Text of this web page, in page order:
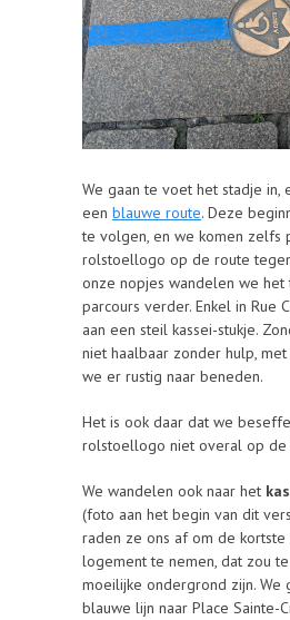
We gaan te voet het stadje in,
een blauwe route. Deze
te volgen, en we komen zelfs
rolstoellogo op de route
onze nopjes wandelen we het
parcours verder. Enkel in Rue
aan een steil kassei-stukje.
niet haalbaar zonder hulp,
we er rustig naar beneden.
Het is ook daar dat we
rolstoellogo niet overal op de
We wandelen ook naar het
(foto aan het begin van dit
raden ze ons af om de kortste
logement te nemen, dat zou
moeilijke ondergrond zijn. We
blauwe lijn naar Place Sainte-